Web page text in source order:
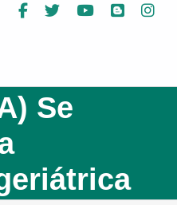
Facebook
TwitterYouTube
Blog
Se